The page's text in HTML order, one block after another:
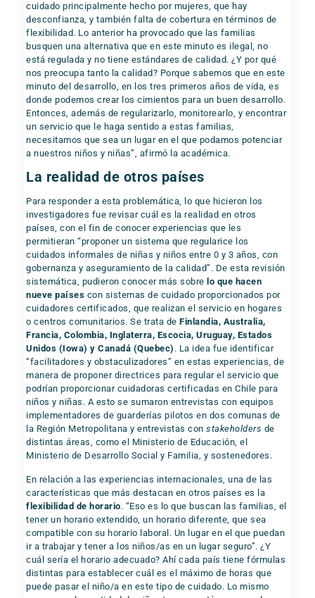
cuidado principalmente hecho por mujeres, que hay
desconfianza, y también falta de cobertura en términos de
flexibilidad. Lo anterior ha provocado que las familias
busquen una alternativa que en este minuto es ilegal, no
está regulada y no tiene estándares de calidad. ¿Y por qué
nos preocupa tanto la calidad? Porque sabemos que en este
minuto del desarrollo, en los tres primeros años de vida, es
donde podemos crear los cimientos para un buen desarrollo.
Entonces, además de regularizarlo, monitorearlo, y encontrar
un servicio que le haga sentido a estas familias,
necesitamos que sea un lugar en el que podamos potenciar
a nuestros niños y niñas”, afirmó la académica.
La realidad de otros países
Para responder a esta problemática, lo que hicieron los
investigadores fue revisar cuál es la realidad en otros
países, con el fin de conocer experiencias que les
permitieran “proponer un sistema que regularice los
cuidados informales de niñas y niños entre 0 y 3 años, con
gobernanza y aseguramiento de la calidad”. De esta revisión
sistemática, pudieron conocer más sobre lo que hacen
nueve países con sistemas de cuidado proporcionados por
cuidadores certificados, que realizan el servicio en hogares
o centros comunitarios. Se trata deFinlandia, Australia,
Francia, Colombia, Inglaterra, Escocia, Uruguay, Estados
Unidos (Iowa) y Canadá (Quebec) . La idea fue identificar
“facilitadores y obstaculizadores” en estas experiencias, de
manera de proponer directrices para regular el servicio que
podrían proporcionar cuidadoras certificadas en Chile para
niños y niñas. A esto se sumaron entrevistas con equipos
implementadores de guarderías pilotos en dos comunas de
la Región Metropolitana y entrevistas constakeholders de
distintas áreas, como el Ministerio de Educación, el
Ministerio de Desarrollo Social y Familia, y sostenedores.
En relación a las experiencias internacionales, una de las
características que más destacan en otros países es la
flexibilidad de horario. “Eso es lo que buscan las familias, el
tener un horario extendido, un horario diferente, que sea
compatible con su horario laboral. Un lugar en el que puedan
ir a trabajar y tener a los niños/as en un lugar seguro”. ¿Y
cuál sería el horario adecuado? Ahí cada país tiene fórmulas
distintas para establecer cuál es el máximo de horas que
puede pasar el niño/a en este tipo de cuidado. Lo mismo